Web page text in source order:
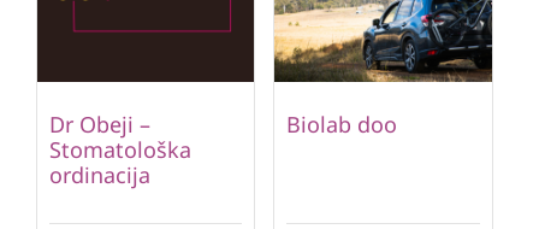
Dr Obeji –
Stomatološka
ordinacija
Biolab doo